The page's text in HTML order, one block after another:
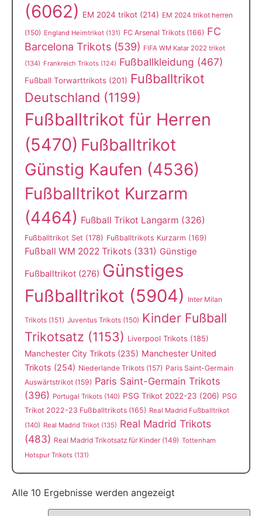
(6062) EM 2024 trikot (214) EM 2024 trikot herren
(150) England Heimtrikot (131) FC Arsenal Trikots (166) FC
Barcelona Trikots (539) FIFA WM Katar 2022 trikot
(134) Frankreich Trikots (124) Fußballkleidung (467)
Fußball Torwarttrikots (201) Fußballtrikot
Deutschland (1199)
Fußballtrikot für Herren
(5470) Fußballtrikot
Günstig Kaufen (4536)
Fußballtrikot Kurzarm
(4464) Fußball Trikot Langarm (326)
Fußballtrikot Set (178) Fußballtrikots Kurzarm (169)
Fußball WM 2022 Trikots (331) Günstige
Fußballtrikot (276) Günstiges
Fußballtrikot (5904) Inter Milan
Trikots (151) Juventus Trikots (150) Kinder Fußball
Trikotsatz (1153) Liverpool Trikots (185)
Manchester City Trikots (235) Manchester United
Trikots (254) Niederlande Trikots (157) Paris Saint-Germain
Auswärtstrikot (159) Paris Saint-Germain Trikots
(396) Portugal Trikots (140) PSG Trikot 2022-23 (206) PSG
Trikot 2022-23 Fußballtrikots (165) Real Madrid Fußballtrikot
(140) Real Madrid Trikot (135) Real Madrid Trikots
(483) Real Madrid Trikotsatz für Kinder (149) Tottenham
Hotspur Trikots (131)
Alle 10 Ergebnisse werden angezeigt